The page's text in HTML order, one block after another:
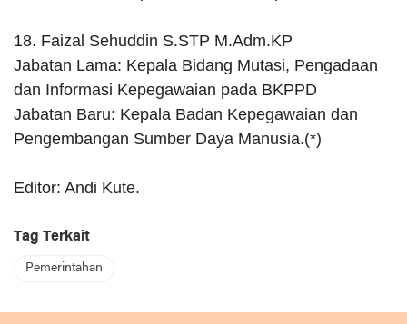
18. Faizal Sehuddin S.STP M.Adm.KP
Jabatan Lama: Kepala Bidang Mutasi, Pengadaan
dan Informasi Kepegawaian pada BKPPD
Jabatan Baru: Kepala Badan Kepegawaian dan
Pengembangan Sumber Daya Manusia.(*)
Editor: Andi Kute.
Tag Terkait
Pemerintahan